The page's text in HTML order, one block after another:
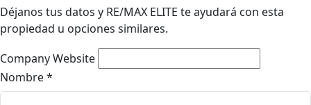
Déjanos tus datos y RE/MAX ELITE te ayudará con esta
propiedad u opciones similares.
Company Website
Nombre*